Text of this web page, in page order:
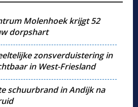
Molenhoek krijgt 52
dorpshart
zonsverduistering in
in West-Friesland
schuurbrand in Andijk na